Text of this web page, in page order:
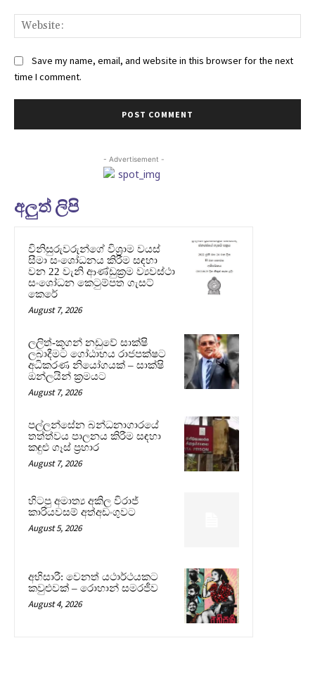
Save my name, email, and website in this browser for the next
time I comment.
- Advertisement -
අලුත් ලිපි
විනිසුරුවරුන්ගේ විශ්‍රාම වයස්
සීමා සංශෝධනය කිරීම සඳහා
වන 22 වැනි ආණ්ඩුක්‍රම ව්‍යවස්ථා
සංශෝධන කෙටුම්පත ගැසට්
කෙරේ
August 7, 2026
ලලිත්-කූගන් නඩුවේ සාක්ෂි
ලබාදීමට ගෝඨාභය රාජපක්ෂට
අධිකරණ නියෝගයක් – සාක්ෂි
ඔන්ලයින් ක්‍රමයට
August 7, 2026
පල්ලන්සේන බන්ධනාගාරයේ
තත්ත්වය පාලනය කිරීම සඳහා
කඳුළු ගෑස් ප්‍රහාර
August 7, 2026
හිටපු අමාත්‍ය අකිල විරාජ්
කාරියවසම් අත්අඩංගුවට
August 5, 2026
අභිසාරී: වෙනත් යථාර්ථයකට
කවුළුවක් – රොහාන් සමරජීව
August 4, 2026